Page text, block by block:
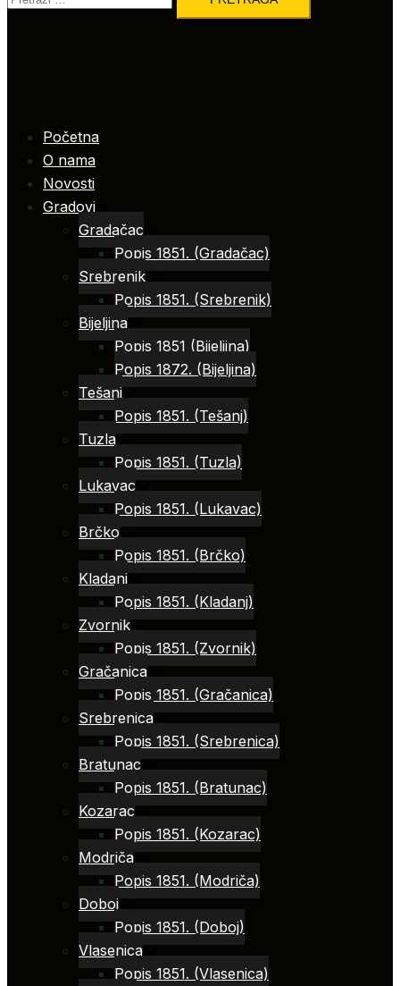
Početna
O nama
Novosti
Gradovi
Gradačac
Popis 1851. (Gradačac)
Srebrenik
Popis 1851. (Srebrenik)
Bijeljina
Popis 1851 (Bijeljina)
Popis 1872. (Bijeljina)
Tešanj
Popis 1851. (Tešanj)
Tuzla
Popis 1851. (Tuzla)
Lukavac
Popis 1851. (Lukavac)
Brčko
Popis 1851. (Brčko)
Kladanj
Popis 1851. (Kladanj)
Zvornik
Popis 1851. (Zvornik)
Gračanica
Popis 1851. (Gračanica)
Srebrenica
Popis 1851. (Srebrenica)
Bratunac
Popis 1851. (Bratunac)
Kozarac
Popis 1851. (Kozarac)
Modriča
Popis 1851. (Modriča)
Doboj
Popis 1851. (Doboj)
Vlasenica
Popis 1851. (Vlasenica)